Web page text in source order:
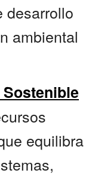
desarrollo
ambiental
equilibra